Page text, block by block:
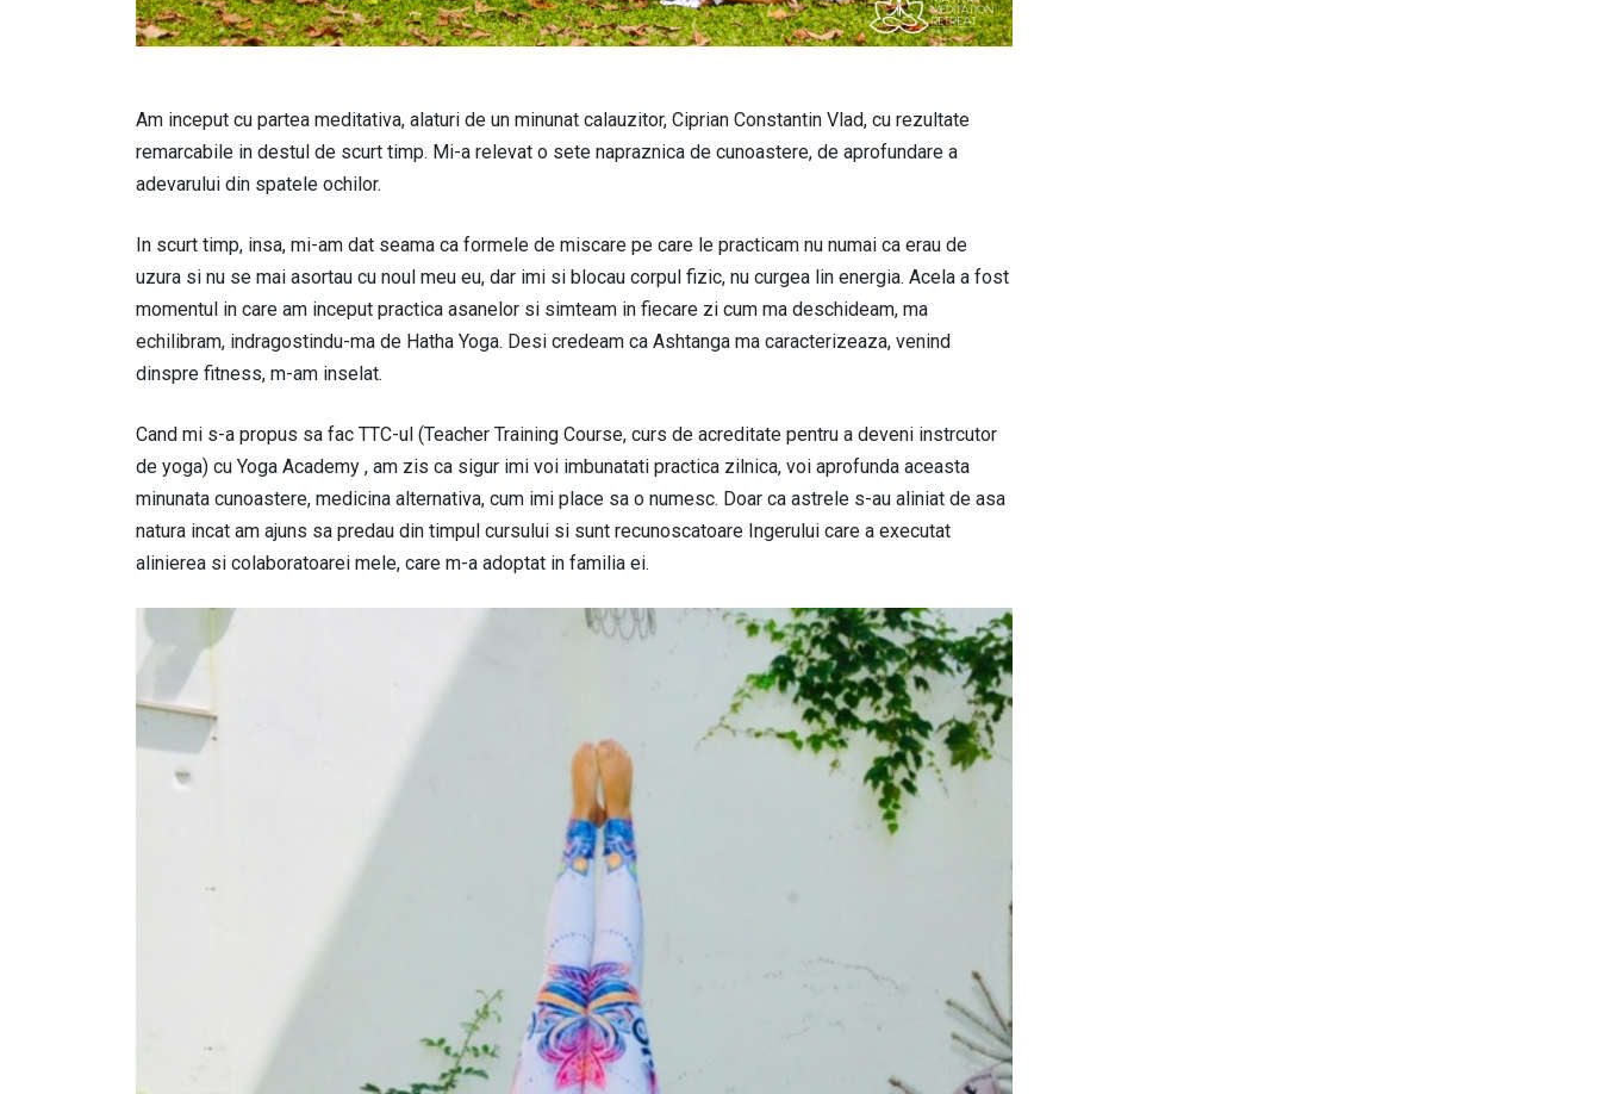
Am inceput cu partea meditativa, alaturi de un minunat calauzitor, Ciprian Constantin Vlad, cu rezultate
remarcabile in destul de scurt timp. Mi-a relevat o sete napraznica de cunoastere, de aprofundare a
adevarului din spatele ochilor.
In scurt timp, insa, mi-am dat seama ca formele de miscare pe care le practicam nu numai ca erau de
uzura si nu se mai asortau cu noul meu eu, dar imi si blocau corpul fizic, nu curgea lin energia. Acela a fost
momentul in care am inceput practica asanelor si simteam in fiecare zi cum ma deschideam, ma
echilibram, indragostindu-ma de Hatha Yoga. Desi credeam ca Ashtanga ma caracterizeaza, venind
dinspre fitness, m-am inselat.
Cand mi s-a propus sa fac TTC-ul (Teacher Training Course, curs de acreditate pentru a deveni instrcutor
de yoga) cu Yoga Academy , am zis ca sigur imi voi imbunatati practica zilnica, voi aprofunda aceasta
minunata cunoastere, medicina alternativa, cum imi place sa o numesc. Doar ca astrele s-au aliniat de asa
natura incat am ajuns sa predau din timpul cursului si sunt recunoscatoare Ingerului care a executat
alinierea si colaboratoarei mele, care m-a adoptat in familia ei.